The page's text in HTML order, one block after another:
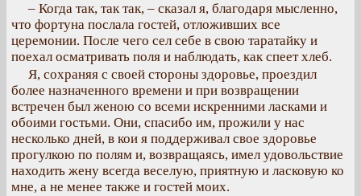
– Когда так, так так, – сказал я, благодаря мысленно,
что фортуна послала гостей, отложивших все
церемонии. После чего сел себе в свою таратайку и
поехал осматривать поля и наблюдать, как спеет хлеб.
Я, сохраняя с своей стороны здоровье, проездил
более назначенного времени и при возвращении
встречен был женою со всеми искренними ласками и
обоими гостьми. Они, спасибо им, прожили у нас
несколько дней, в кои я поддерживал свое здоровье
прогулкою по полям и, возвращаясь, имел удовольствие
находить жену всегда веселую, приятную и ласковую ко
мне, а не менее также и гостей моих.